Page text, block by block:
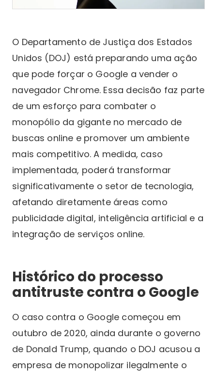
O Departamento de Justiça dos Estados
Unidos (DOJ) está preparando uma ação
que pode forçar o Google a vender o
navegador Chrome. Essa decisão faz parte
de um esforço para combater o
monopólio da gigante no mercado de
buscas online e promover um ambiente
mais competitivo. A medida, caso
implementada, poderá transformar
significativamente o setor de tecnologia,
afetando diretamente áreas como
publicidade digital, inteligência artificial e a
integração de serviços online.
Histórico do processo
antitruste contra o Google
O caso contra o Google começou em
outubro de 2020, ainda durante o governo
de Donald Trump, quando o DOJ acusou a
empresa de monopolizar ilegalmente o